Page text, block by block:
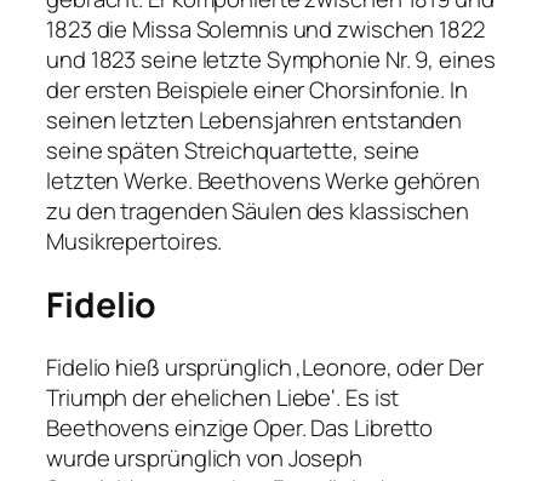
1823 die Missa Solemnis und zwischen 1822
und 1823 seine letzte Symphonie Nr. 9, eines
der ersten Beispiele einer Chorsinfonie. In
seinen letzten Lebensjahren entstanden
seine späten Streichquartette, seine
letzten Werke. Beethovens Werke gehören
zu den tragenden Säulen des klassischen
Musikrepertoires.
Fidelio
Fidelio hieß ursprünglich ‚Leonore, oder Der
Triumph der ehelichen Liebe‘. Es ist
Beethovens einzige Oper. Das Libretto
wurde ursprünglich von Joseph